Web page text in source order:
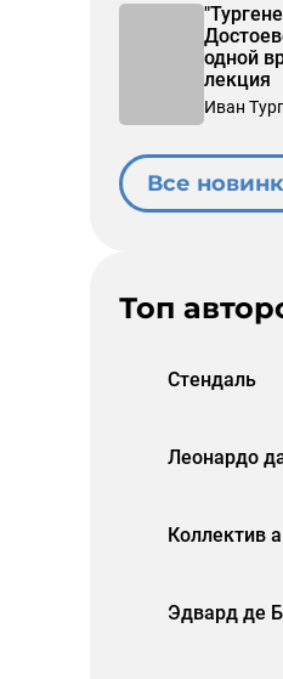
одной
лекция
Иван
Все
Топ
Стендаль
Леонардо
Коллектив
Эдвард де